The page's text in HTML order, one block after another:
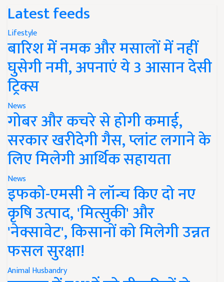
Latest feeds
Lifestyle
बारिश में नमक और मसालों में नहीं
घुसेगी नमी, अपनाएं ये 3 आसान देसी
ट्रिक्स
News
गोबर और कचरे से होगी कमाई,
सरकार खरीदेगी गैस, प्लांट लगाने के
लिए मिलेगी आर्थिक सहायता
News
इफको-एमसी ने लॉन्च किए दो नए
कृषि उत्पाद, 'मित्सुकी' और
'नेक्सावेट', किसानों को मिलेगी उन्नत
फसल सुरक्षा!
Animal Husbandry